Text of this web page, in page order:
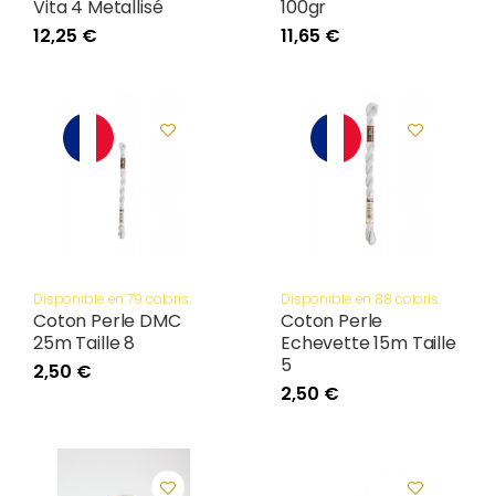
Vita 4 Metallisé
12,25 €
100gr
11,65 €
Disponible en 79 coloris
Coton Perle DMC
25m Taille 8
2,50 €
Disponible en 88 coloris
Coton Perle
Echevette 15m Taille
5
2,50 €